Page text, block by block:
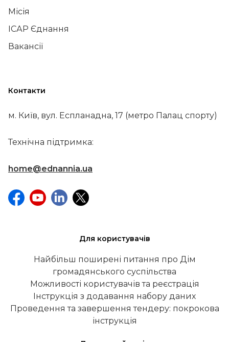
Місія
ІСАР Єднання
Вакансії
Контакти
м. Київ, вул. Еспланадна, 17 (метро Палац спорту)
Технічна підтримка:
home@ednannia.ua
Для користувачів
Найбільш поширені питання про Дім
громадянського суспільства
Можливості користувачів та реєстрація
Інструкція з додавання набору даних
Проведення та завершення тендеру: покрокова
інструкція